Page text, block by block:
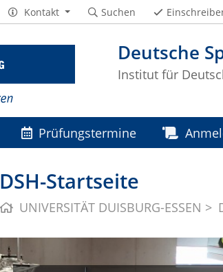
Deutsche
Institut für
Kontakt Suchen
Prüfungstermine
DSH-Startseite
UNIVERSITÄT DUISBURG-ESSEN